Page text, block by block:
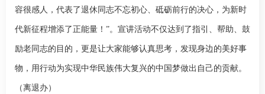
容很感人，代表了退休同志不忘初心、砥砺前行的决心，为新时
代新征程增添了正能量！”。宣讲活动不仅达到了指引、帮助、鼓
励老同志的目的，更是让大家能够认真思考，发现身边的美好事
物，用行动为实现中华民族伟大复兴的中国梦做出自己的贡献。
（离退办）